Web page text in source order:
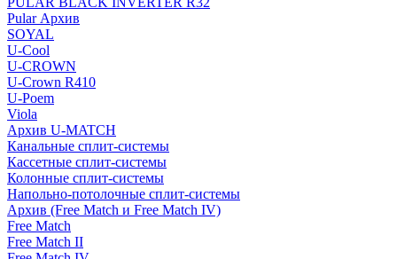
Pular Архив
SOYAL
U-Cool
U-CROWN
U-Crown R410
U-Poem
Viola
Архив U-MATCH
Канальные сплит-системы
Кассетные сплит-системы
Колонные сплит-системы
Напольно-потолочные сплит-системы
Архив (Free Match и Free Match IV)
Free Match
Free Match II